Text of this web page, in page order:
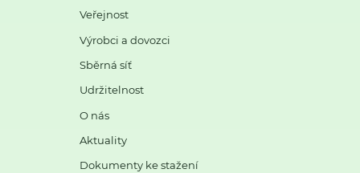
Veřejnost
Výrobci a dovozci
Sběrná síť
Udržitelnost
O nás
Aktuality
Dokumenty ke stažení